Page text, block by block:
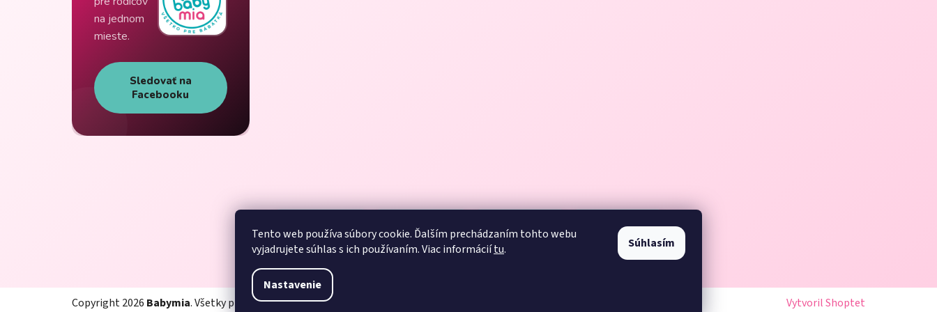
Tento web používa súbory cookie. Ďalším prechádzaním tohto webu
vyjadrujete súhlas s ich používaním. Viac informáciítu.
Nastavenie
Súhlasím
na jednom
mieste.
Sledovať na
Facebooku
Vytvoril Shoptet
Copyright 2026 Babymia. Všetky práva vyhradené.